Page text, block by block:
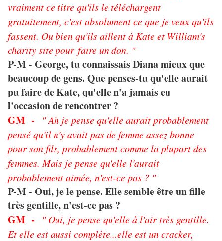
vraiment ce titre qu'ils le téléchargent
gratuitement, c'est absolument ce que je veux qu'ils
fassent. Ou bien qu'ils aillent à Kate et William's
charity site pour faire un don. "
P-M - George, tu connaissais Diana mieux que
beaucoup de gens. Que penses-tu qu'elle aurait
pu faire de Kate, qu'elle n'a jamais eu
l'occasion de rencontrer ?
GM -
" Ah je pense qu'elle aurait probablement
pensé qu'il n'y avait pas de femme assez bonne
pour son fils, probablement comme la plupart des
femmes. Mais je pense qu'elle l'aurait
probablement aimée, n'est-ce pas ? "
P-M - Oui, je le pense. Elle semble être un fille
très gentille, n'est-ce pas ?
GM -
" Oui, je pense qu'elle à l'air très gentille.
Et elle est aussi complète...elle est un cracker,